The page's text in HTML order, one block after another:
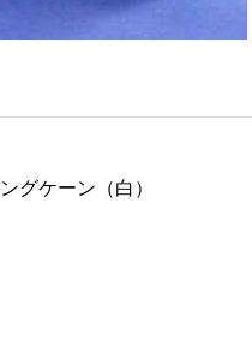
グケーン（白）